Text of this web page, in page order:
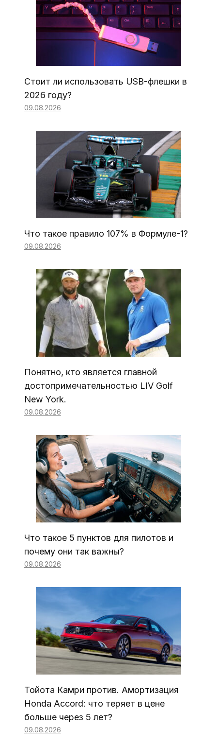
Стоит ли использовать USB-флешки в
2026 году?
09.08.2026
Что такое правило 107% в Формуле-1?
09.08.2026
Понятно, кто является главной
достопримечательностью LIV Golf
New York.
09.08.2026
Что такое 5 пунктов для пилотов и
почему они так важны?
09.08.2026
Тойота Камри против. Амортизация
Honda Accord: что теряет в цене
больше через 5 лет?
09.08.2026